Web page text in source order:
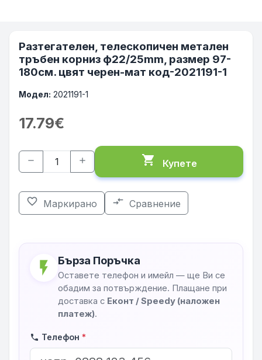
Разтегателен, телескопичен метален
тръбен корниз ф22/25mm, размер 97-
180см. цвят черен-мат код-2021191-1
Модел: 2021191-1
17.79€
remove add shopping_cart Купете
favorite_border Маркирано compare_arrows Сравнение
flash_on Бърза Поръчка
Оставете телефон и имейл — ще Ви се
обадим за потвърждение. Плащане при
доставка с Еконт / Speedy (наложен
платеж).
phone Телефон *